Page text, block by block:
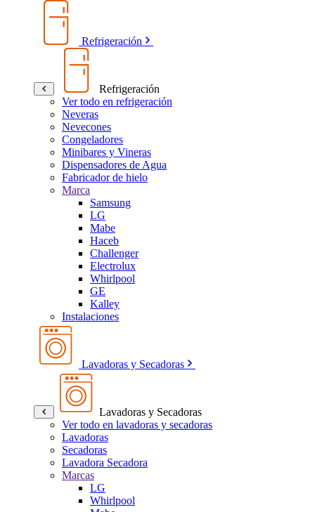
Refrigeración
Refrigeración
Ver todo en refrigeración
Neveras
Nevecones
Congeladores
Minibares y Vineras
Dispensadores de Agua
Fabricador de hielo
Marca
Samsung
LG
Mabe
Haceb
Challenger
Electrolux
Whirlpool
GE
Kalley
Instalaciones
Lavadoras y Secadoras
Lavadoras y Secadoras
Ver todo en lavadoras y secadoras
Lavadoras
Secadoras
Lavadora Secadora
Marcas
LG
Whirlpool